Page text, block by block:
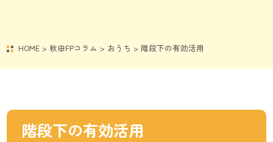
HOME > 秋田FPコラム > おうち > 階段下の有効活用
階段下の有効活用